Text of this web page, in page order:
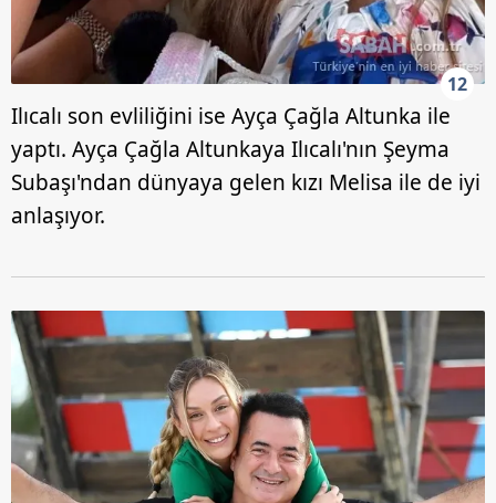
12
Ilıcalı son evliliğini ise Ayça Çağla Altunka ile
yaptı. Ayça Çağla Altunkaya Ilıcalı'nın Şeyma
Subaşı'ndan dünyaya gelen kızı Melisa ile de iyi
anlaşıyor.